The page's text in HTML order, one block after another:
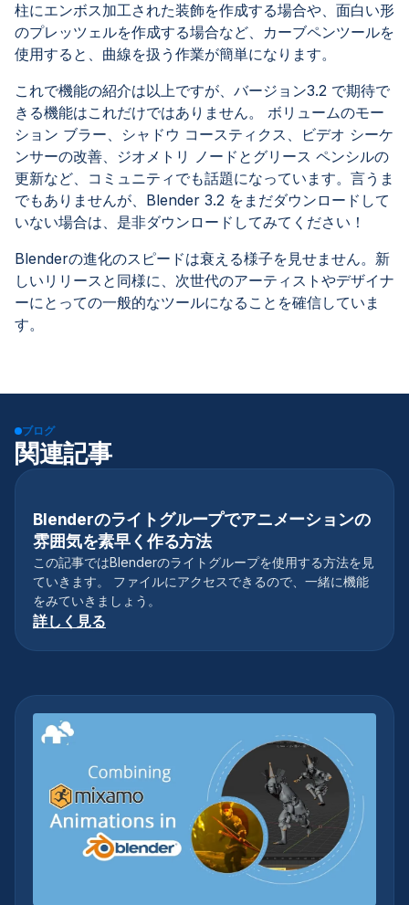
柱にエンボス加工された装飾を作成する場合や、面白い形
のプレッツェルを作成する場合など、カーブペンツールを
使用すると、曲線を扱う作業が簡単になります。
これで機能の紹介は以上ですが、バージョン3.2 で期待で
きる機能はこれだけではありません。 ボリュームのモー
ション ブラー、シャドウ コースティクス、ビデオ シーケ
ンサーの改善、ジオメトリ ノードとグリース ペンシルの
更新など、コミュニティでも話題になっています。言うま
でもありませんが、Blender 3.2 をまだダウンロードして
いない場合は、是非ダウンロードしてみてください！
Blenderの進化のスピードは衰える様子を見せません。新
しいリリースと同様に、次世代のアーティストやデザイナ
ーにとっての一般的なツールになることを確信していま
す。
ブログ
関連記事
チュートリアル
Blenderのライトグループでアニメーションの
雰囲気を素早く作る方法
この記事ではBlenderのライトグループを使用する方法を見
ていきます。 ファイルにアクセスできるので、一緒に機能
をみていきましょう。
詳しく見る